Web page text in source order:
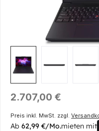
Regulärer Preis:
2.707,00 €
Preis inkl. MwSt. zzgl.
Ab 62,99 €/Mo.mieten mit